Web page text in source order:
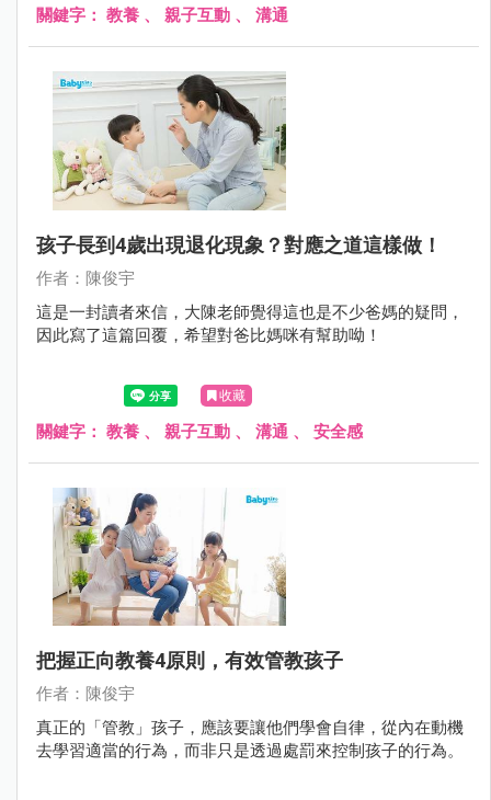
關鍵字： 教養 、 親子互動 、 溝通
孩子長到4歲出現退化現象？對應之道這樣做！
作者：陳俊宇
這是一封讀者來信，大陳老師覺得這也是不少爸媽的疑問，
因此寫了這篇回覆，希望對爸比媽咪有幫助呦！
收藏
關鍵字： 教養 、 親子互動 、 溝通 、 安全感
把握正向教養4原則，有效管教孩子
作者：陳俊宇
真正的「管教」孩子，應該要讓他們學會自律，從內在動機
去學習適當的行為，而非只是透過處罰來控制孩子的行為。